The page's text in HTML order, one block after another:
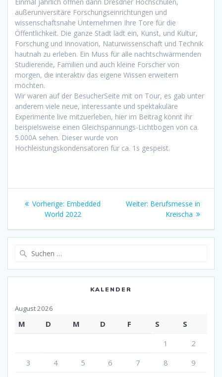
außeruniversitäre Forschungseinrichtungen und
wissenschaftsnahe Unternehmen Ihre Tore für die
Öffentlichkeit. Die ganze Stadt lädt ein, Kunst, und Kultur,
Forschung und Innovation, Naturwissenschaft und Technik
hautnah zu erleben. Ein Muss für alle nachtschwärmenden
Studierende, Familien und auch kleine Forscher von
morgen, die interaktiv das eigene Wissen erweitern
möchten.
Wir waren auf der BesucherSeite mit on Tour, es gab unter
anderem viele neue, interessante und spektakuläre
Experimente live mitzuerleben, hier im Beitrag könnt ihr
beispielsweise einen Gleichspannungs-Lichtbogen von ca.
5.000A sehen. Dieser wurde von
Hochleistungskondensatoren für ca. 1s gespeist.
Beitrags-
Navigation
Vorherige: Vorheriger
Beitrag:
Embedded
World 2022
Weiter: Nächster
Beitrag:
Berufsmesse in
Kreischa
KALENDER
August 2026
M D M D F S
S
1
2
3
4 5 6 7 8
9